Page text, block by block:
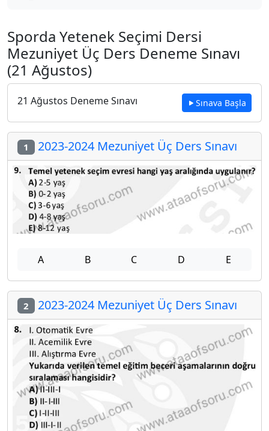
Sporda Yetenek Seçimi Dersi
Mezuniyet Üç Ders Deneme Sınavı
(21 Ağustos)
21 Ağustos Deneme Sınavı Sınava Başla
1 2023-2024 Mezuniyet Üç Ders Sınavı
A B C D E
2 2023-2024 Mezuniyet Üç Ders Sınavı